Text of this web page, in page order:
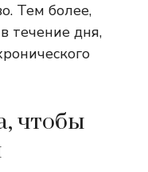
Тем более,
течение дня,
чтобы